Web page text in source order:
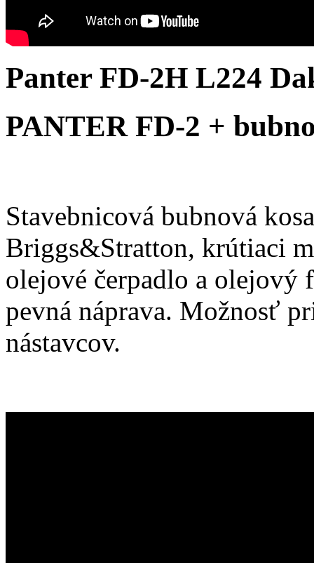
Panter FD-2H L224
PANTER FD-2 +
Stavebnicová bubnová
Briggs&Stratton, krútiaci
olejové čerpadlo a
pevná náprava. Možnosť
nástavcov.